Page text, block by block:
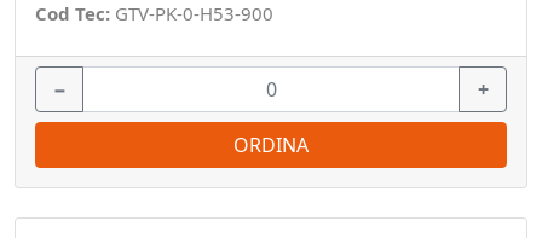
Cod Tec: GTV-PK-0-H53-900
− +
ORDINA